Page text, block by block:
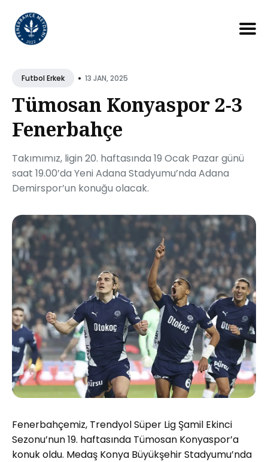
Blog
Futbol Erkek • 13 JAN, 2025
Tümosan Konyaspor 2-3
Fenerbahçe
Takımımız, ligin 20. haftasında 19 Ocak Pazar günü
saat 19.00’da Yeni Adana Stadyumu’nda Adana
Demirspor’un konuğu olacak.
Fenerbahçemiz, Trendyol Süper Lig Şamil Ekinci
Sezonu’nun 19. haftasında Tümosan Konyaspor’a
konuk oldu. Medaş Konya Büyükşehir Stadyumu’nda